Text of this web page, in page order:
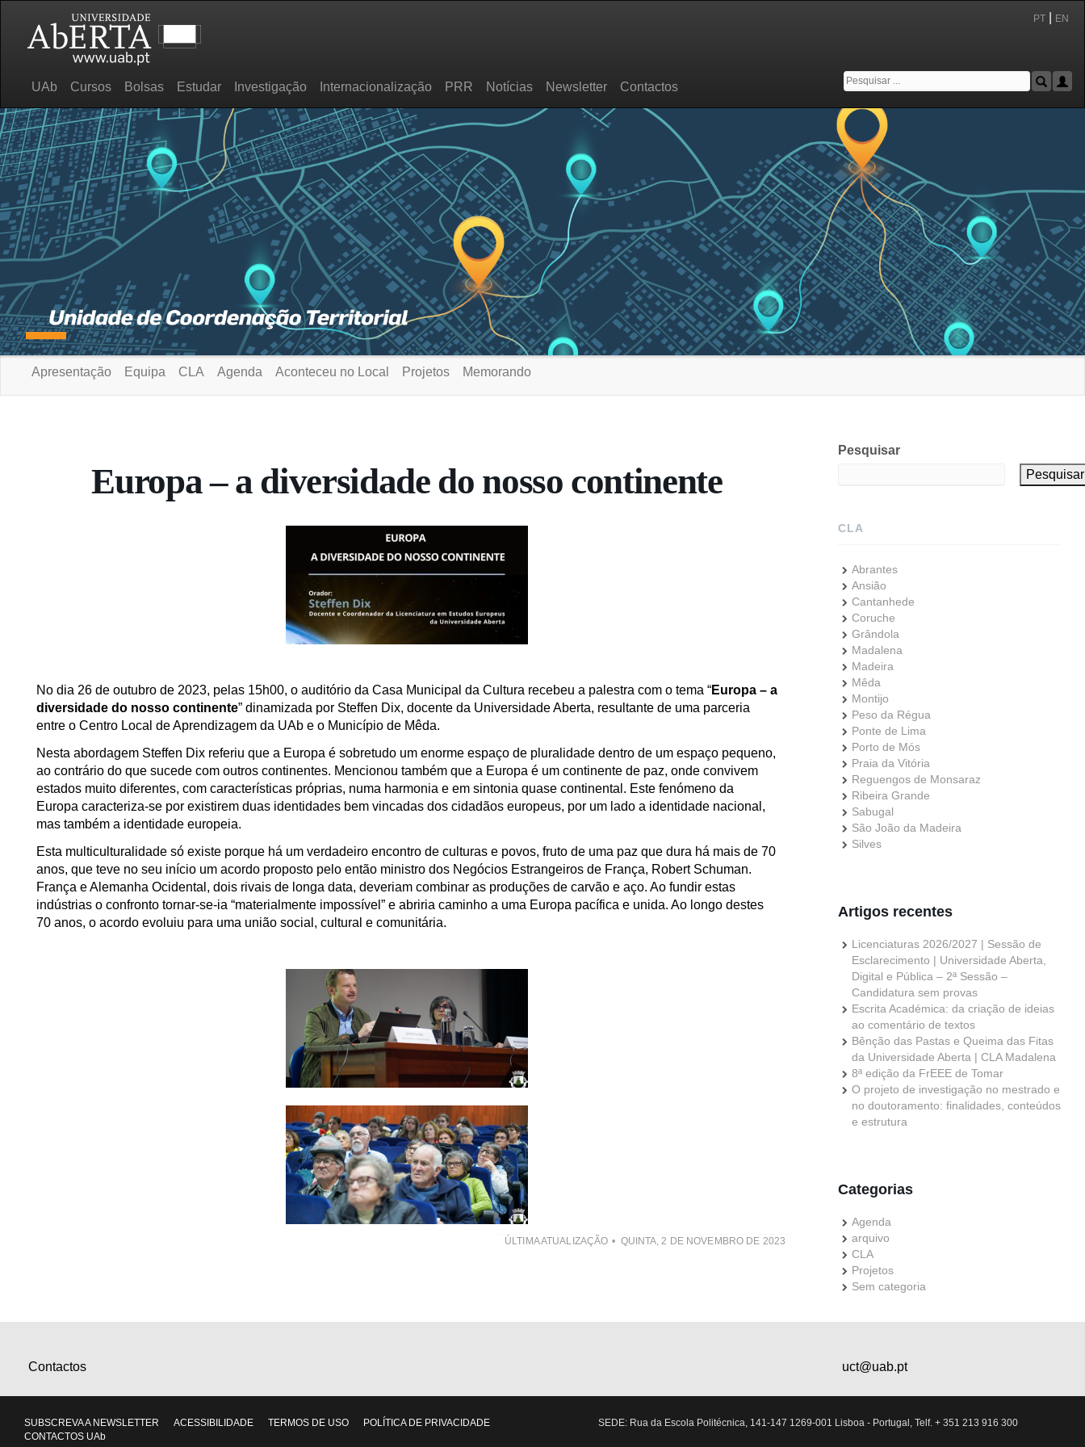
PT| EN
UAb Cursos Bolsas Estudar Investigação Internacionalização PRR Notícias Newsletter Contactos
Apresentação Equipa CLA Agenda Aconteceu no Local Projetos Memorando
Europa – a diversidade do nosso continente
No dia 26 de outubro de 2023, pelas 15h00, o auditório da Casa Municipal da Cultura recebeu a palestra com o tema “Europa – a
diversidade do nosso continente” dinamizada por Steffen Dix, docente da Universidade Aberta, resultante de uma parceria
entre o Centro Local de Aprendizagem da UAb e o Município de Mêda.
Nesta abordagem Steffen Dix referiu que a Europa é sobretudo um enorme espaço de pluralidade dentro de um espaço pequeno,
ao contrário do que sucede com outros continentes. Mencionou também que a Europa é um continente de paz, onde convivem
estados muito diferentes, com características próprias, numa harmonia e em sintonia quase continental. Este fenómeno da
Europa caracteriza-se por existirem duas identidades bem vincadas dos cidadãos europeus, por um lado a identidade nacional,
mas também a identidade europeia.
Esta multiculturalidade só existe porque há um verdadeiro encontro de culturas e povos, fruto de uma paz que dura há mais de 70
anos, que teve no seu início um acordo proposto pelo então ministro dos Negócios Estrangeiros de França, Robert Schuman.
França e Alemanha Ocidental, dois rivais de longa data, deveriam combinar as produções de carvão e aço. Ao fundir estas
indústrias o confronto tornar-se-ia “materialmente impossível” e abriria caminho a uma Europa pacífica e unida. Ao longo destes
70 anos, o acordo evoluiu para uma união social, cultural e comunitária.
ÚLTIMA ATUALIZAÇÃO QUINTA, 2 DE NOVEMBRO DE 2023
Pesquisar
Pesquisar
CLA
Abrantes
Ansião
Cantanhede
Coruche
Grândola
Madalena
Madeira
Mêda
Montijo
Peso da Régua
Ponte de Lima
Porto de Mós
Praia da Vitória
Reguengos de Monsaraz
Ribeira Grande
Sabugal
São João da Madeira
Silves
Artigos recentes
Licenciaturas 2026/2027 | Sessão de
Esclarecimento | Universidade Aberta,
Digital e Pública – 2ª Sessão –
Candidatura sem provas
Escrita Académica: da criação de ideias
ao comentário de textos
Bênção das Pastas e Queima das Fitas
da Universidade Aberta | CLA Madalena
8ª edição da FrEEE de Tomar
O projeto de investigação no mestrado e
no doutoramento: finalidades, conteúdos
e estrutura
Categorias
Agenda
arquivo
CLA
Projetos
Sem categoria
Contactos uct@uab.pt
SUBSCREVA A NEWSLETTER ACESSIBILIDADE TERMOS DE USO
POLÍTICA DE PRIVACIDADE
CONTACTOS UAb
SEDE: Rua da Escola Politécnica, 141-147 1269-001 Lisboa - Portugal, Telf. + 351 213 916 300